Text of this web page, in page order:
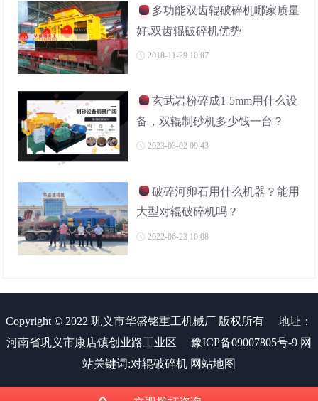
多功能双齿辊破碎机哪家质量
好,双齿辊破碎机优势
2018-11-29 10:07
玄武岩粉碎成1-5mm用什么设
备，双辊制砂机多少钱一台？
2023-03-02 09:43
破碎河卵石用什么机器？能用
大型对辊破碎机吗？
2022-06-23 10:08
Copyright © 2022 巩义市华盛铭重工机械厂 版权所有
地址：
河南省巩义市康店镇创业路工业区
豫ICP备09007805号-9 网
站关键词:对辊破碎机 网站地图